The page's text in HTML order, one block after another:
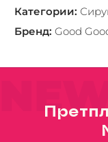
Категории:
Бренд: Good